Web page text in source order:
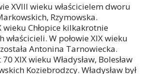
XVIII wieku właścicielem dworu
Rzymowska.
wieku Chłopice kilkakrotnie
właścicieli. W połowie XIX wieku
Antonina Tarnowiecka.
XIX wieku Władysław, Bolesław
Koziebrodzcy. Władysław był